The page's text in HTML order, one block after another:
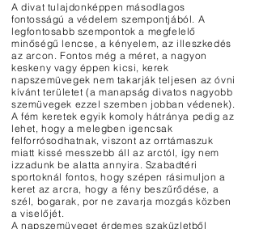
A divat tulajdonképpen másodlagos
fontosságú a védelem szempontjából. A
legfontosabb szempontok a megfelelő
minőségű lencse, a kényelem, az illeszkedés
az arcon. Fontos még a méret, a nagyon
keskeny vagy éppen kicsi, kerek
napszemüvegek nem takarják teljesen az óvni
kívánt területet (a manapság divatos nagyobb
szemüvegek ezzel szemben jobban védenek).
A fém keretek egyik komoly hátránya pedig az
lehet, hogy a melegben igencsak
felforrósodhatnak, viszont az orrtámaszuk
miatt kissé messzebb áll az arctól, így nem
izzadunk be alatta annyira. Szabadtéri
sportoknál fontos, hogy szépen rásimuljon a
keret az arcra, hogy a fény beszűrődése, a
szél, bogarak, por ne zavarja mozgás közben
a viselőjét.
A napszemüveget érdemes szaküzletből